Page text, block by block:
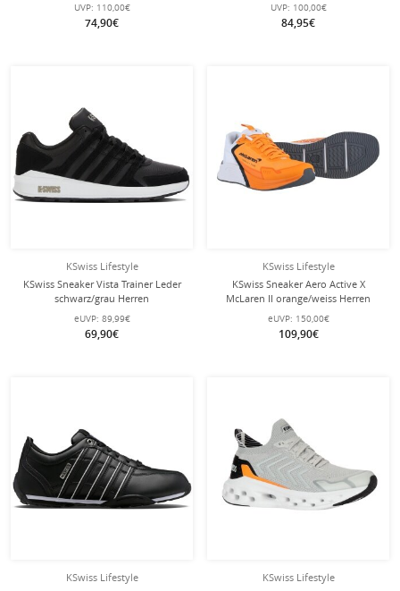
UVP: 110,00€
74,90€
UVP: 100,00€
84,95€
KSwiss Lifestyle
KSwiss Sneaker Vista Trainer Leder
schwarz/grau Herren
eUVP: 89,99€
69,90€
KSwiss Lifestyle
KSwiss Sneaker Aero Active X
McLaren II orange/weiss Herren
eUVP: 150,00€
109,90€
KSwiss Lifestyle
KSwiss Lifestyle